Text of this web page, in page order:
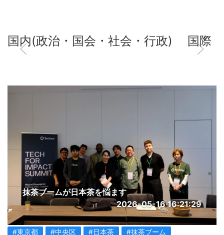
国内(政治・国会・社会・行政) 国際
抹茶ブームが日本茶を悩ます
2026-05-16 16:21:29
#東京都 #中央区 #日本茶
#抹茶ブーム